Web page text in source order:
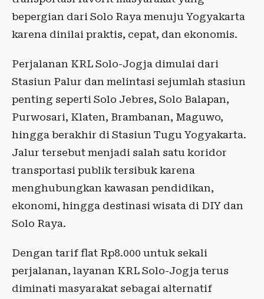
bepergian dari Solo Raya menuju Yogyakarta
karena dinilai praktis, cepat, dan ekonomis.
Perjalanan KRL Solo-Jogja dimulai dari
Stasiun Palur dan melintasi sejumlah stasiun
penting seperti Solo Jebres, Solo Balapan,
Purwosari, Klaten, Brambanan, Maguwo,
hingga berakhir di Stasiun Tugu Yogyakarta.
Jalur tersebut menjadi salah satu koridor
transportasi publik tersibuk karena
menghubungkan kawasan pendidikan,
ekonomi, hingga destinasi wisata di DIY dan
Solo Raya.
Dengan tarif flat Rp8.000 untuk sekali
perjalanan, layanan KRL Solo-Jogja terus
diminati masyarakat sebagai alternatif